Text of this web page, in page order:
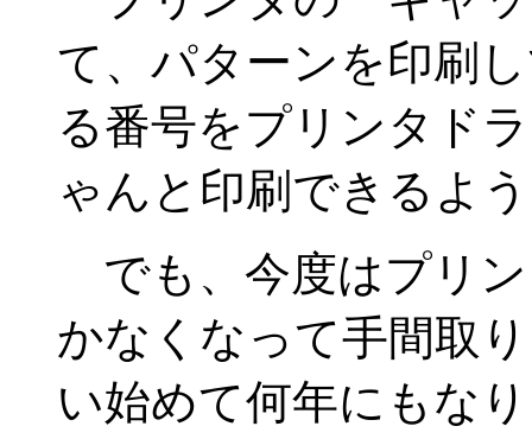
て、パターンを印刷
る番号をプリンタド
ゃんと印刷できるよ
でも、今度はプリ
かなくなって手間取
い始めて何年にもな